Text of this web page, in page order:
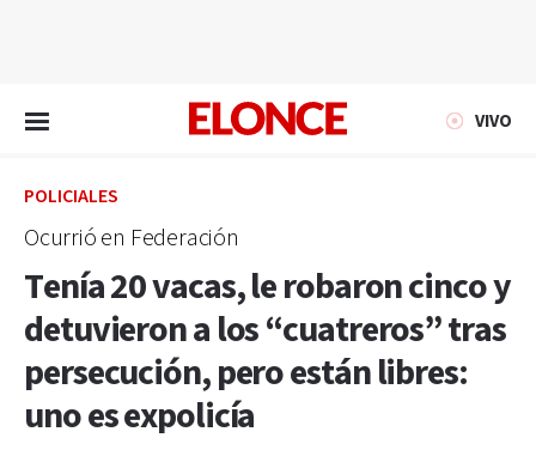
VIVO
POLICIALES
Ocurrió en Federación
Tenía 20 vacas, le robaron cinco y
detuvieron a los “cuatreros” tras
persecución, pero están libres:
uno es expolicía